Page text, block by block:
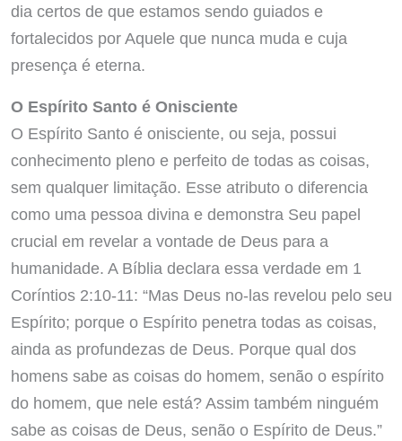
dia certos de que estamos sendo guiados e
fortalecidos por Aquele que nunca muda e cuja
presença é eterna.
O Espírito Santo é Onisciente
O Espírito Santo é onisciente, ou seja, possui
conhecimento pleno e perfeito de todas as coisas,
sem qualquer limitação. Esse atributo o diferencia
como uma pessoa divina e demonstra Seu papel
crucial em revelar a vontade de Deus para a
humanidade. A Bíblia declara essa verdade em 1
Coríntios 2:10-11: “Mas Deus no-las revelou pelo seu
Espírito; porque o Espírito penetra todas as coisas,
ainda as profundezas de Deus. Porque qual dos
homens sabe as coisas do homem, senão o espírito
do homem, que nele está? Assim também ninguém
sabe as coisas de Deus, senão o Espírito de Deus.”